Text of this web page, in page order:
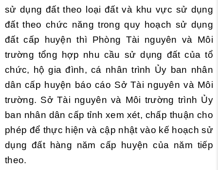
sử dụng đất theo loại đất và khu vực sử dụng
đất theo chức năng trong quy hoạch sử dụng
đất cấp huyện thì Phòng Tài nguyên và Môi
trường tổng hợp nhu cầu sử dụng đất của tổ
chức, hộ gia đình, cá nhân trình Ủy ban nhân
dân cấp huyện báo cáo Sở Tài nguyên và Môi
trường. Sở Tài nguyên và Môi trường trình Ủy
ban nhân dân cấp tỉnh xem xét, chấp thuận cho
phép để thực hiện và cập nhật vào kế hoạch sử
dụng đất hàng năm cấp huyện của năm tiếp
theo.